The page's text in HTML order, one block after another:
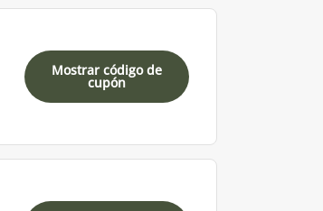
Mostrar código de
cupón